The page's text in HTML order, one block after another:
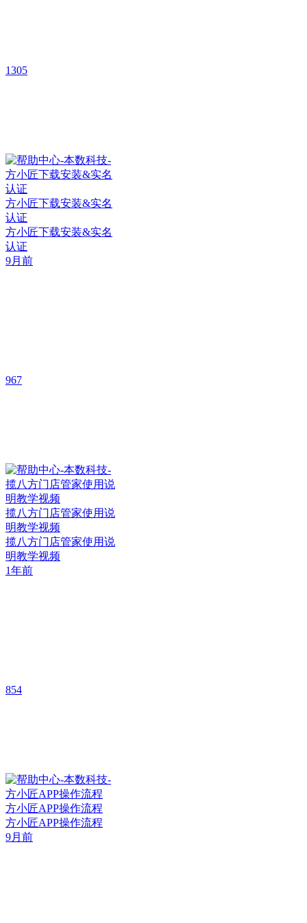
1305
方小匠下载安装&实名
认证
方小匠下载安装&实名
认证
9月前
967
揽八方门店管家使用说
明教学视频
揽八方门店管家使用说
明教学视频
1年前
854
方小匠APP操作流程
方小匠APP操作流程
9月前